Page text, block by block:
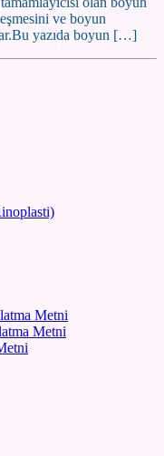
ve boyun
yazıda boyun […]
Metni
Metni